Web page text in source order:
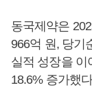
동국제약은
966억 원, 당기
실적 성장을 이
18.6% 증가했